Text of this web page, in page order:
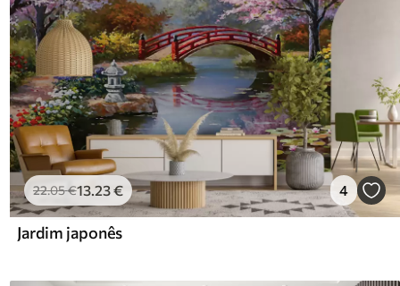
22.05€13.23€ 4
Jardim japonês